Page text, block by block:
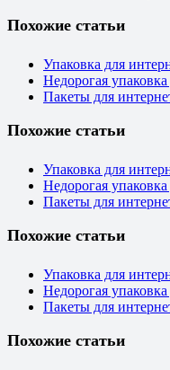
Похожие статьи
Упаковка для
Недорогая
Пакеты для
Похожие статьи
Упаковка для
Недорогая
Пакеты для
Похожие статьи
Упаковка для
Недорогая
Пакеты для
Похожие статьи